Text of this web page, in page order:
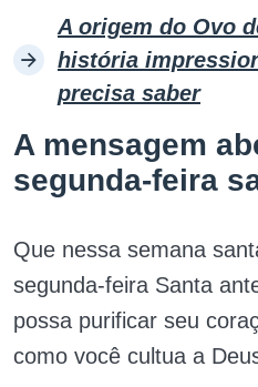
A origem do Ovo
história
precisa saber
A mensagem
segunda-feira
Que nessa semana
segunda-feira Santa
possa purificar seu
como você cultua a